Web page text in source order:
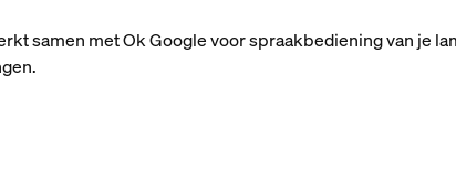
samen met Ok Google voor spraakbediening van je